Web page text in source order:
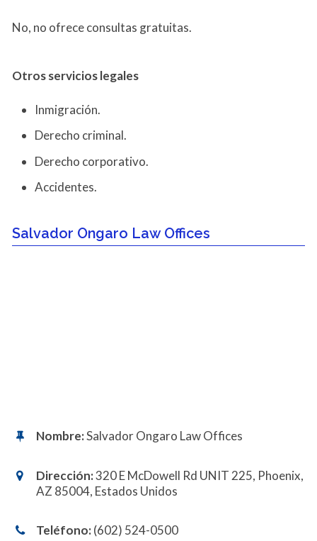
No, no ofrece consultas gratuitas.
Otros servicioslegales
Inmigración.
Derecho criminal.
Derecho corporativo.
Accidentes.
Salvador Ongaro Law Offices
Nombre:Salvador Ongaro Law Offices
Dirección:320 E McDowell Rd UNIT 225, Phoenix,
AZ 85004, Estados Unidos
Teléfono:(602) 524-0500